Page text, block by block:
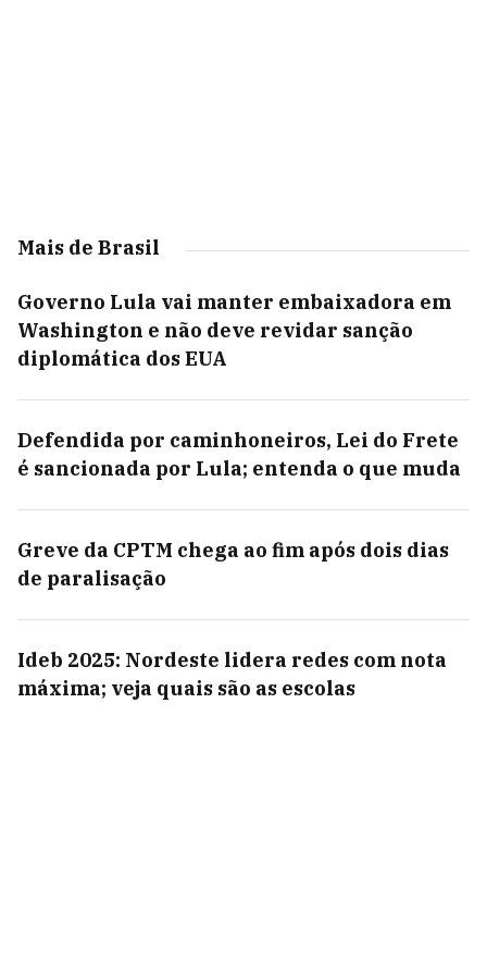
Mais de Brasil
Governo Lula vai manter embaixadora em
Washington e não deve revidar sanção
diplomática dos EUA
Defendida por caminhoneiros, Lei do Frete
é sancionada por Lula; entenda o que muda
Greve da CPTM chega ao fim após dois dias
de paralisação
Ideb 2025: Nordeste lidera redes com nota
máxima; veja quais são as escolas